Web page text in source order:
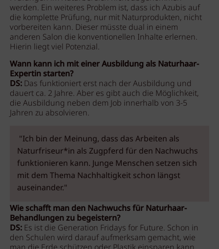
werden. Ein weiteres Problem ist, dass ich Azubis auf
die komplette Prüfung, nur mit Naturprodukten, nicht
vorbereiten kann. Dieser müsste dual in einem
anderen Salon die konventionellen Inhalte erlernen.
Hierin liegt viel Potenzial.
Wann kann ich mit einer Ausbildung als Naturhaar-
Expertin starten?
DS: Das funktioniert erst nach der Ausbildung und
dauert ca. 2 Jahre. Aber es gibt auch die Möglichkeit,
die Ausbildung neben dem Job innerhalb von 3-5
Jahren zu absolvieren.
"Ich bin der Meinung, dass das Arbeiten als
Naturfriseur*in als Zugpferd für den Nachwuchs
funktionieren kann. Junge Menschen setzen sich
mit dem Thema Nachhaltigkeit schon längst
auseinander."
Wie schafft man den Nachwuchs für Naturhaar-
Behandlungen zu begeistern?
DS: Es ist die Generation Fridays for Future. Schon in
den Schulen wird darauf aufmerksam gemacht, wie